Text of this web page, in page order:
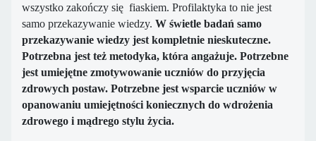
wszystko zakończy się fiaskiem. Profilaktyka to nie jest
samo przekazywanie wiedzy. W świetle badań samo
przekazywanie wiedzy jest kompletnie nieskuteczne.
Potrzebna jest też metodyka, która angażuje. Potrzebne
jest umiejętne zmotywowanie uczniów do przyjęcia
zdrowych postaw. Potrzebne jest wsparcie uczniów w
opanowaniu umiejętności koniecznych do wdrożenia
zdrowego i mądrego stylu życia.